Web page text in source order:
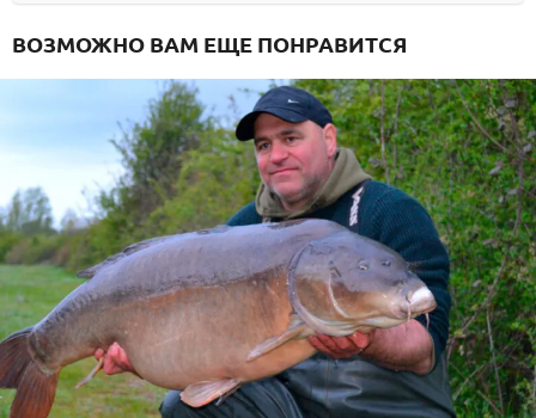
ВОЗМОЖНО ВАМ ЕЩЕ ПОНРАВИТСЯ